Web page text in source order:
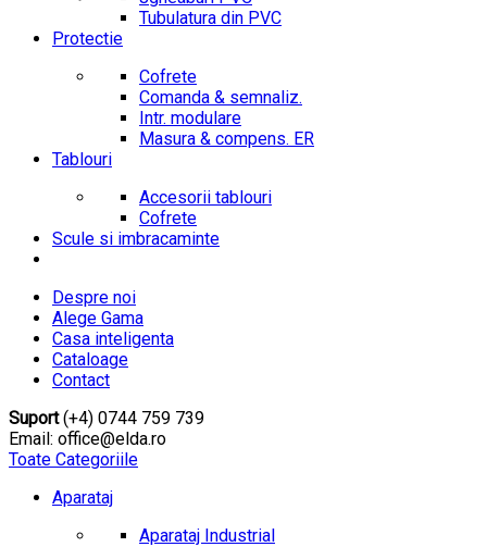
Tubulatura din PVC
Protectie
Cofrete
Comanda & semnaliz.
Intr. modulare
Masura & compens. ER
Tablouri
Accesorii tablouri
Cofrete
Scule si imbracaminte
Despre noi
Alege Gama
Casa inteligenta
Cataloage
Contact
Suport(+4) 0744 759 739
Email: office@elda.ro
Toate Categoriile
Aparataj
Aparataj Industrial